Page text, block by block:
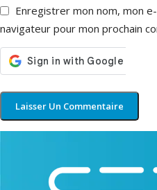
Enregistrer mon nom, mon
navigateur pour mon prochain